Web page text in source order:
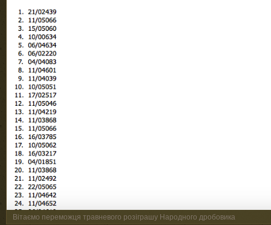
Вітаємо переможця травневого розіграшу Народного дробовика